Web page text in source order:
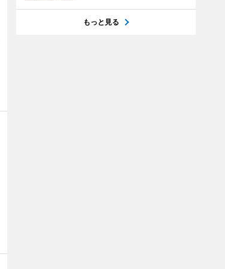
もっと見る